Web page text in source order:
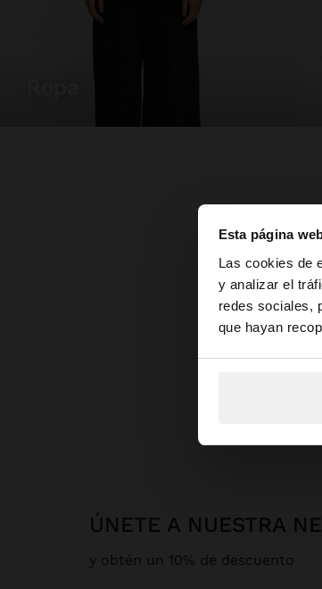
Esta página
Las cookies de
y analizar el
redes sociales,
que hayan
hola
Estás
ÚNETE A NUESTRA
y obtén un 10% de descuento